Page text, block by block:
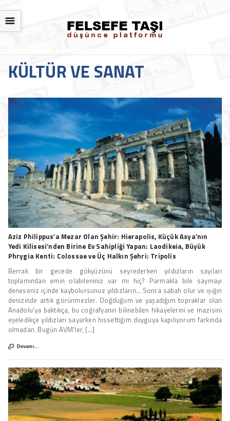
☰
KÜLTÜR VE SANAT
Aziz Philippus’a Mezar Olan Şehir: Hierapolis, Küçük Asya’nın
Yedi Kilisesi’nden Birine Ev Sahipliği Yapan: Laodikeia, Büyük
Phrygia Kenti: Colossae ve Üç Halkın Şehri: Tripolis
Berrak bir gecede gökyüzünü seyrederken yıldızların sayıları
toplamından emin olabileniniz var mı hiç? Parmakla bile saymayı
deneseniz içinde kaybolursunuz yıldızların… Sonra sabah olur ve ışığın
denizinde artık görünmezler. Doğduğum ve yaşadığım topraklar olan
Anadolu’ya baktıkça, bu coğrafyanın bilinebilen hikayelerini ve mazisini
eşeledikçe yıldızları sayarken hissettiğim duyguya kapılıyorum farkında
olmadan. Bugün AVM’ler, [...]
 Devamı...